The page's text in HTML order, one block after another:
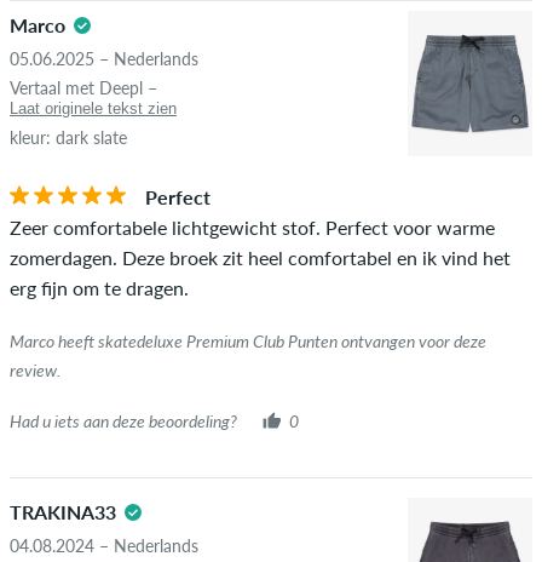
en die spam en advertenties van derden bevatten, worden
niet gepubliceerd. De sterbeoordeling van een item geeft het
Als de recensie afkomstig is van een persoon die dit artikel
vinkje naast de naam met de woorden "geverifieerde
aankoop". Voor deze mensen werd de aankoop geverifieerd op
basis van hun bestellingen. Voor beoordelingen zonder een
groen vinkje kunnen we niet garanderen dat de persoon het
STERREN
Marco
05.06.2025 – Nederlands
Vertaal met Deepl –
Laat originele tekst zien
kleur: dark slate
Perfect
Zeer comfortabele lichtgewicht stof. Perfect voor warme
zomerdagen. Deze broek zit heel comfortabel en ik vind het
erg fijn om te dragen.
Marco heeft skatedeluxe Premium Club Punten ontvangen voor deze
review.
Had u iets aan deze beoordeling? 0
TRAKINA33
04.08.2024 – Nederlands